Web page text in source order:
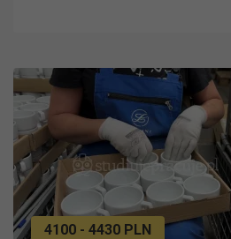
4100 - 4430 PLN